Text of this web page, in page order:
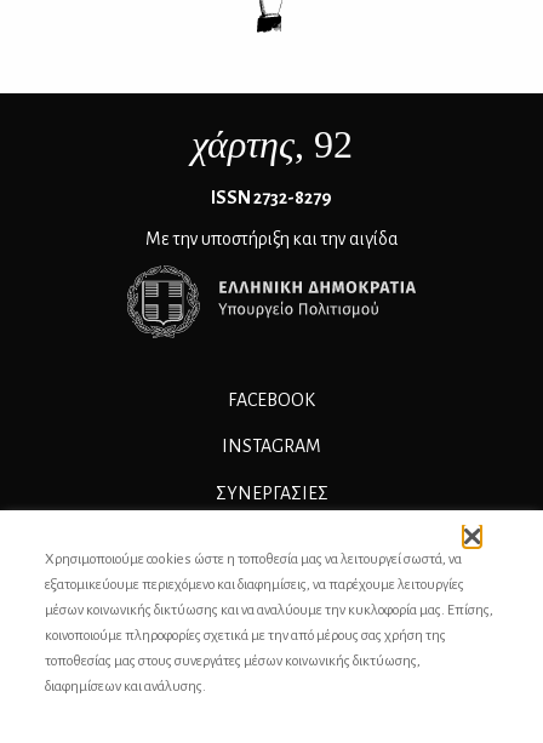
χάρτης, 92
ΙSSN 2732-8279
Με την υποστήριξη και την αιγίδα
FACEBOOK
INSTAGRAM
ΣΥΝΕΡΓΑΣΊΕΣ
ΕΠΙΚΟΙΝΩΝΙΑ
ΣΥΝΤΕΛΕΣΤΕΣ
Χρησιμοποιούμε cookies ώστε η τοποθεσία μας να λειτουργεί σωστά, να
εξατομικεύουμε περιεχόμενο και διαφημίσεις, να παρέχουμε λειτουργίες
μέσων κοινωνικής δικτύωσης και να αναλύουμε την κυκλοφορία μας. Επίσης,
κοινοποιούμε πληροφορίες σχετικά με την από μέρους σας χρήση της
τοποθεσίας μας στους συνεργάτες μέσων κοινωνικής δικτύωσης,
διαφημίσεων και ανάλυσης.